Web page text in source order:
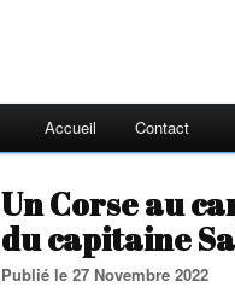
Accueil Contact
Un Corse au
du capitaine
Publié le 27 Novembre 2022